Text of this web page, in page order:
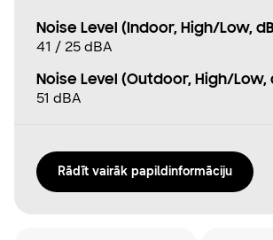
Noise Level (Indoor, High/Low,
41 / 25 dBA
Noise Level (Outdoor, High/Low,
51 dBA
Rādīt vairāk papildinformāciju